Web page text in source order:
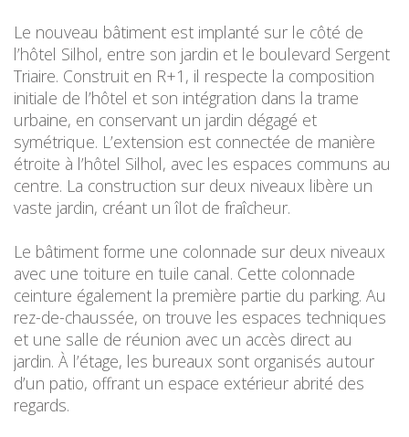
Le nouveau bâtiment est implanté sur le côté de
l’hôtel Silhol, entre son jardin et le boulevard Sergent
Triaire. Construit en R+1, il respecte la composition
initiale de l’hôtel et son intégration dans la trame
urbaine, en conservant un jardin dégagé et
symétrique. L’extension est connectée de manière
étroite à l’hôtel Silhol, avec les espaces communs au
centre. La construction sur deux niveaux libère un
vaste jardin, créant un îlot de fraîcheur.
Le bâtiment forme une colonnade sur deux niveaux
avec une toiture en tuile canal. Cette colonnade
ceinture également la première partie du parking. Au
rez-de-chaussée, on trouve les espaces techniques
et une salle de réunion avec un accès direct au
jardin. À l’étage, les bureaux sont organisés autour
d’un patio, offrant un espace extérieur abrité des
regards.